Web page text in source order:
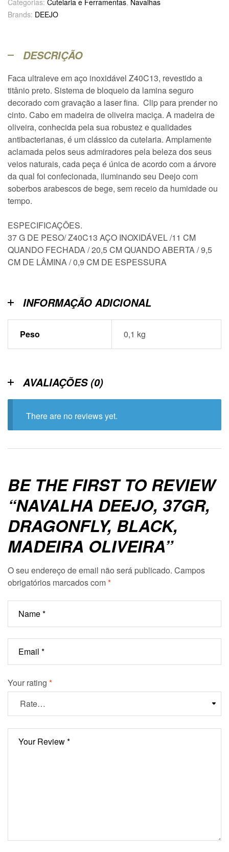
Brands: DEEJO
DESCRIÇÃO
Faca ultraleve em aço inoxidável Z40C13, revestido a
titânio preto. Sistema de bloqueio da lamina seguro
decorado com gravação a laser fina. Clip para prender no
cinto. Cabo em madeira de oliveira maciça. A madeira de
oliveira, conhecida pela sua robustez e qualidades
antibacterianas, é um clássico da cutelaria. Amplamente
aclamada pelos seus admiradores pela beleza dos seus
veios naturais, cada peça é única de acordo com a árvore
da qual foi confecionada, iluminando seu Deejo com
soberbos arabescos de bege, sem receio da humidade ou
tempo.
ESPECIFICAÇÕES.
37 G DE PESO/ Z40C13 AÇO INOXIDÁVEL /11 CM
QUANDO FECHADA / 20,5 CM QUANDO ABERTA / 9,5
CM DE LÂMINA / 0,9 CM DE ESPESSURA
INFORMAÇÃO ADICIONAL
Peso 0,1 kg
AVALIAÇÕES (0)
There are no reviews yet.
BE THE FIRST TO REVIEW
“NAVALHA DEEJO, 37GR,
DRAGONFLY, BLACK,
MADEIRA OLIVEIRA”
O seu endereço de email não será publicado. Campos
obrigatórios marcados com*
Your rating *